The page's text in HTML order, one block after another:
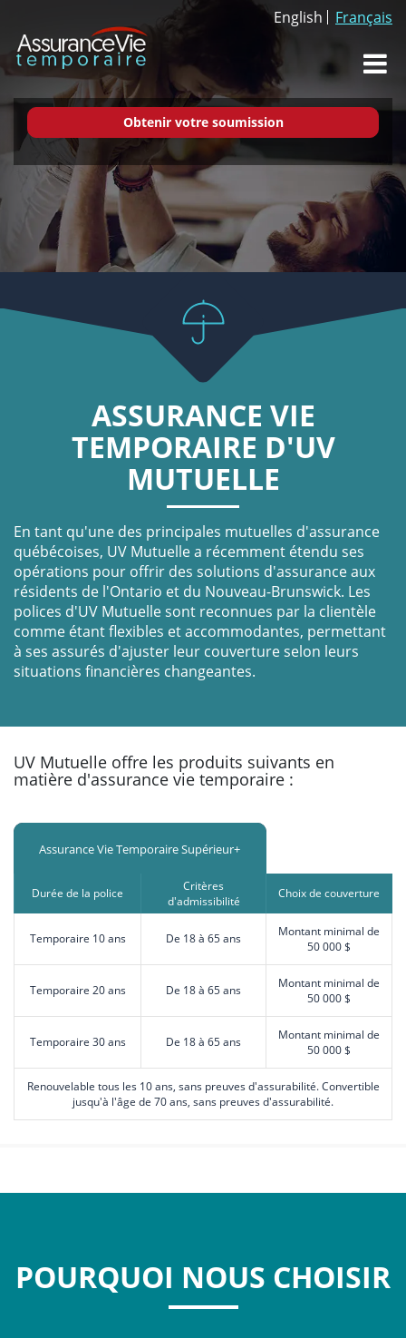
English Français
ASSURANCE VIE
TEMPORAIRE D'UV
MUTUELLE
En tant qu'une des principales mutuelles d'assurance
québécoises, UV Mutuelle a récemment étendu ses
opérations pour offrir des solutions d'assurance aux
résidents de l'Ontario et du Nouveau-Brunswick. Les
polices d'UV Mutuelle sont reconnues par la clientèle
comme étant flexibles et accommodantes, permettant
à ses assurés d'ajuster leur couverture selon leurs
situations financières changeantes.
UV Mutuelle offre les produits suivants en
matière d'assurance vie temporaire :
Assurance Vie Temporaire Supérieur+
Durée de la police
Critères
d'admissibilité
Choix de couverture
Temporaire 10 ans De 18 à 65 ans
Montant minimal de
50 000 $
Temporaire 20 ans De 18 à 65 ans
Montant minimal de
50 000 $
Temporaire 30 ans De 18 à 65 ans
Montant minimal de
50 000 $
Renouvelable tous les 10 ans, sans preuves d'assurabilité. Convertible
jusqu'à l'âge de 70 ans, sans preuves d'assurabilité.
POURQUOI NOUS CHOISIR